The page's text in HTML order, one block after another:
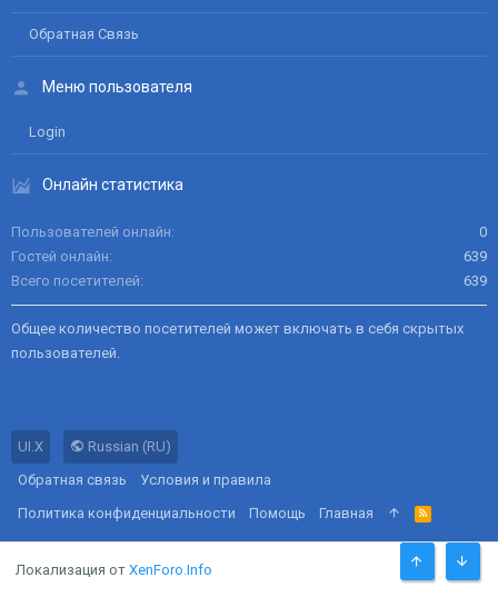
Обратная Связь
Меню пользователя
Login
Онлайн статистика
Пользователей онлайн
0
Гостей онлайн
639
Всего посетителей
639
Общее количество посетителей может включать в себя скрытых
пользователей.
UI.X
Russian (RU)
Обратная связь
Условия и правила
Политика конфиденциальности
Помощь Главная
R
S
S
Локализация от XenForo.Info СВЕРХУ